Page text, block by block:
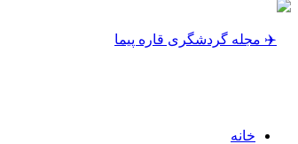
خانه